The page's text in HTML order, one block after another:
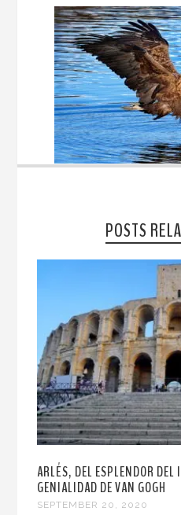
POSTS
ARLÉS, DEL ESPLENDOR
GENIALIDAD DE VAN GOGH
SEPTEMBER 20, 2020